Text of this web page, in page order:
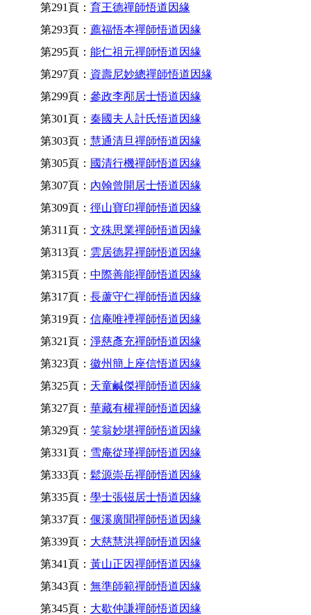
第291頁： 育王德禪師悟道因緣
第293頁： 薦福悟本禪師悟道因緣
第295頁： 能仁祖元禪師悟道因緣
第297頁： 資壽尼妙總禪師悟道因緣
第299頁： 參政李邴居士悟道因緣
第301頁： 秦國夫人計氏悟道因緣
第303頁： 慧通清旦禪師悟道因緣
第305頁： 國清行機禪師悟道因緣
第307頁： 內翰曾開居士悟道因緣
第309頁： 徑山寶印禪師悟道因緣
第311頁： 文殊思業禪師悟道因緣
第313頁： 雲居德昇禪師悟道因緣
第315頁： 中際善能禪師悟道因緣
第317頁： 長蘆守仁禪師悟道因緣
第319頁： 信庵唯禋禪師悟道因緣
第321頁： 淨慈彥充禪師悟道因緣
第323頁： 徽州簡上座信悟道因緣
第325頁： 天童鹹傑禪師悟道因緣
第327頁： 華藏有權禪師悟道因緣
第329頁： 笑翁妙堪禪師悟道因緣
第331頁： 雪庵從瑾禪師悟道因緣
第333頁： 鬆源崇岳禪師悟道因緣
第335頁： 學士張镃居士悟道因緣
第337頁： 偃溪廣聞禪師悟道因緣
第339頁： 大慈慧洪禪師悟道因緣
第341頁： 黃山正因禪師悟道因緣
第343頁： 無準師範禪師悟道因緣
第345頁： 大歇仲謙禪師悟道因緣